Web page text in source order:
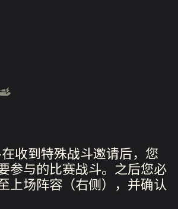
收到特殊战斗邀请后，您
参与的比赛战斗。之后您必
上场阵容（右侧），并确认